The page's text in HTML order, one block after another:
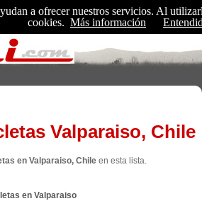
Valparaiso, Chile
en Valparaiso, Chile en esta lista.
en Valparaiso
a ofrecer nuestros servicios. Al
cookies. Más información